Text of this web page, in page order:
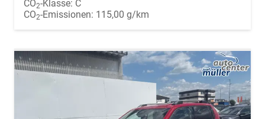
CO2-Klasse: C
CO2-Emissionen: 115,00 g/km